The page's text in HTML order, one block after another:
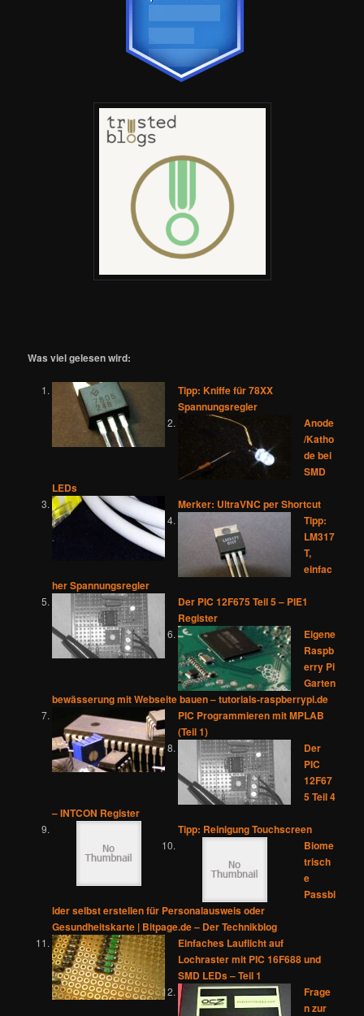
Was viel gelesen wird:
Tipp: Kniffe für 78XX
Spannungsregler
Anode
/Katho
de bei
SMD
LEDs
Merker: UltraVNC per Shortcut
Tipp:
LM317
T,
einfac
her Spannungsregler
Der PIC 12F675 Teil 5 – PIE1
Register
Eigene
Raspb
erry Pi
Garten
bewässerung mit Webseite bauen – tutorials-raspberrypi.de
PIC Programmieren mit MPLAB
(Teil 1)
Der
PIC
12F67
5 Teil 4
– INTCON Register
Tipp: Reinigung Touchscreen
Biome
trisch
e
Passbi
lder selbst erstellen für Personalausweis oder
Gesundheitskarte | Bitpage.de – Der Technikblog
Einfaches Lauflicht auf
Lochraster mit PIC 16F688 und
SMD LEDs – Teil 1
Frage
n zur